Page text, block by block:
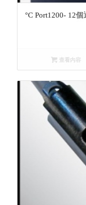
°C Port1200- 12
查看內容